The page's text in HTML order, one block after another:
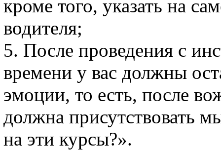
кроме того, указать на
водителя;
5. После проведения с
времени у вас должны
эмоции, то есть, после
должна присутствовать
на эти курсы?».